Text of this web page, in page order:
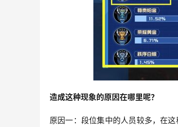
造成这种现象的原因在哪里呢？
原因一：段位集中的人员较多，在